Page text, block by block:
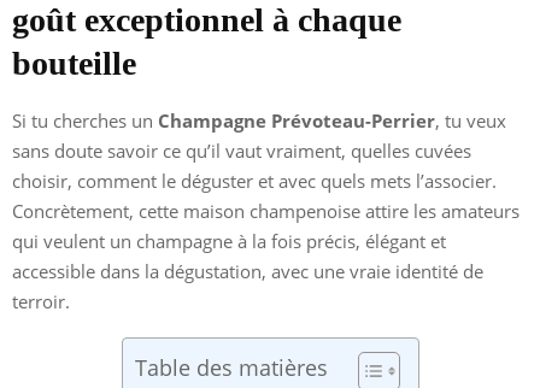
goût exceptionnel à chaque
bouteille
Si tu cherches un Champagne Prévoteau-Perrier, tu veux
sans doute savoir ce qu’il vaut vraiment, quelles cuvées
choisir, comment le déguster et avec quels mets l’associer.
Concrètement, cette maison champenoise attire les amateurs
qui veulent un champagne à la fois précis, élégant et
accessible dans la dégustation, avec une vraie identité de
terroir.
Table des matières